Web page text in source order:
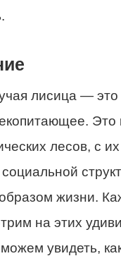
лисица — это
Это
лесов, с
жизни.
на этих
увидеть,